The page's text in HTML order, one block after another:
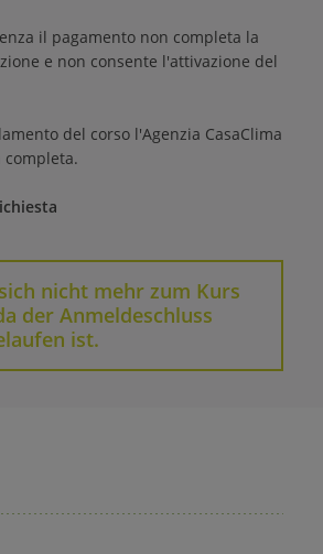
il pagamento non completa la
e non consente l'attivazione del
del corso l'Agenzia CasaClima
nicht mehr zum Kurs
der Anmeldeschluss
ist.